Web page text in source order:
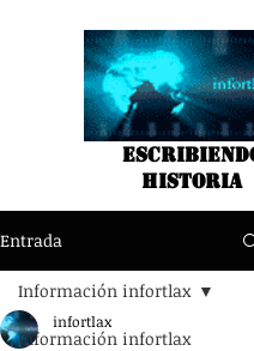
historia
Entrada
Información infortlax
Información infortlax
infortlax